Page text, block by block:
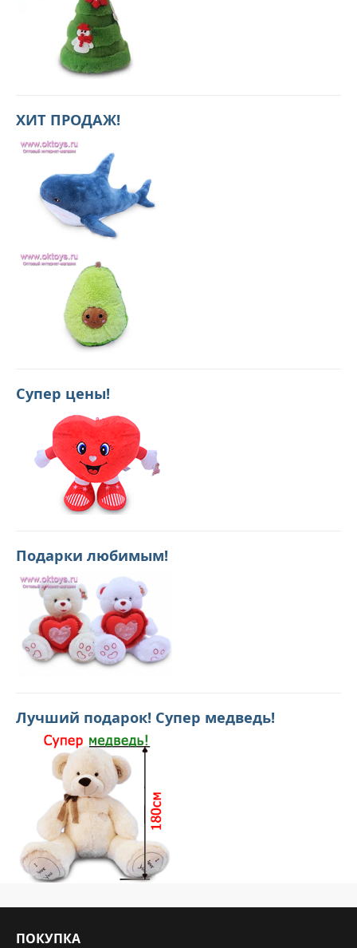
ХИТ ПРОДАЖ!
Супер цены!
Подарки любимым!
Лучший подарок! Супер медведь!
ПОКУПКА